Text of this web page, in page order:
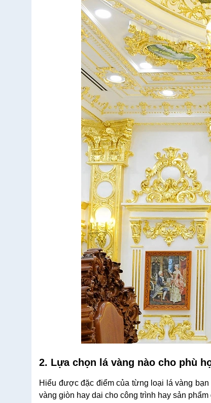
2. Lựa chọn lá vàng nào cho phù
Hiểu được đặc điểm của từng loại lá vàng
vàng giòn hay dai cho công trình hay sản phẩm